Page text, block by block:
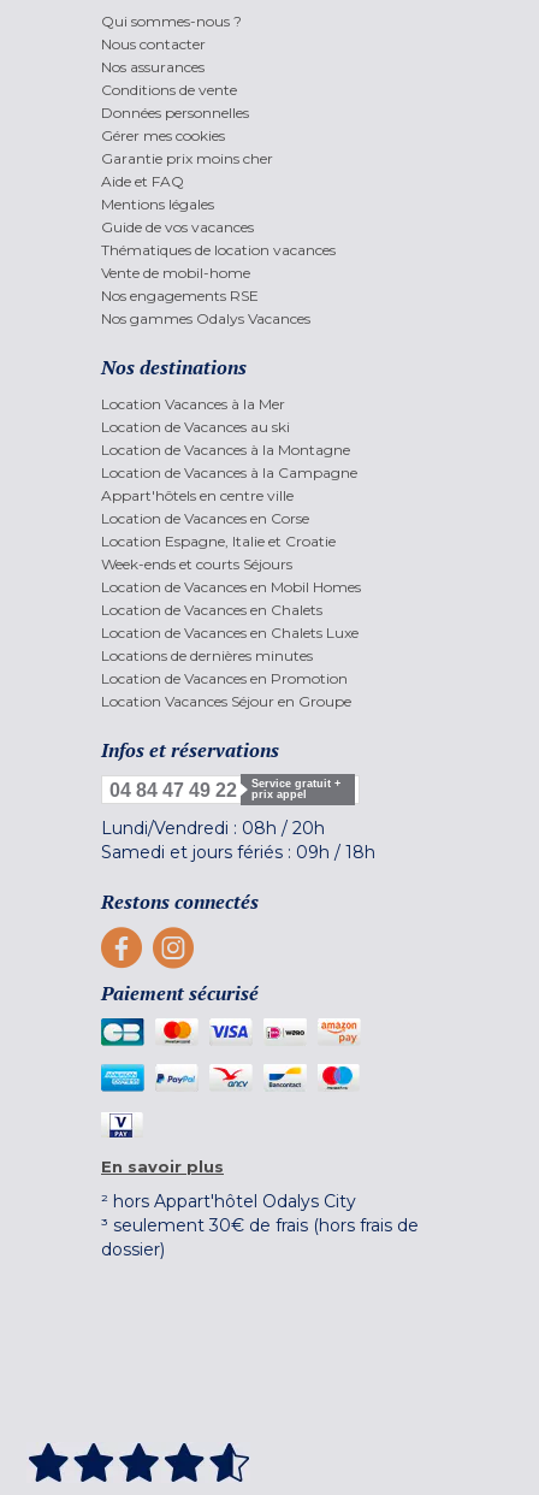
Qui sommes-nous ?
Nous contacter
Nos assurances
Conditions de vente
Données personnelles
Gérer mes cookies
Garantie prix moins cher
Aide et FAQ
Mentions légales
Guide de vos vacances
Thématiques de location vacances
Vente de mobil-home
Nos engagements RSE
Nos gammes Odalys Vacances
Nos destinations
Location Vacances à la Mer
Location de Vacances au ski
Location de Vacances à la Montagne
Location de Vacances à la Campagne
Appart'hôtels en centre ville
Location de Vacances en Corse
Location Espagne, Italie et Croatie
Week-ends et courts Séjours
Location de Vacances en Mobil Homes
Location de Vacances en Chalets
Location de Vacances en Chalets Luxe
Locations de dernières minutes
Location de Vacances en Promotion
Location Vacances Séjour en Groupe
Infos et réservations
04 84 47 49 22
Service gratuit +
prix appel
Lundi/Vendredi : 08h / 20h
Samedi et jours fériés : 09h / 18h
Restons connectés
Paiement sécurisé
En savoir plus
² hors Appart'hôtel Odalys City
³ seulement 30€ de frais (hors frais de
dossier)